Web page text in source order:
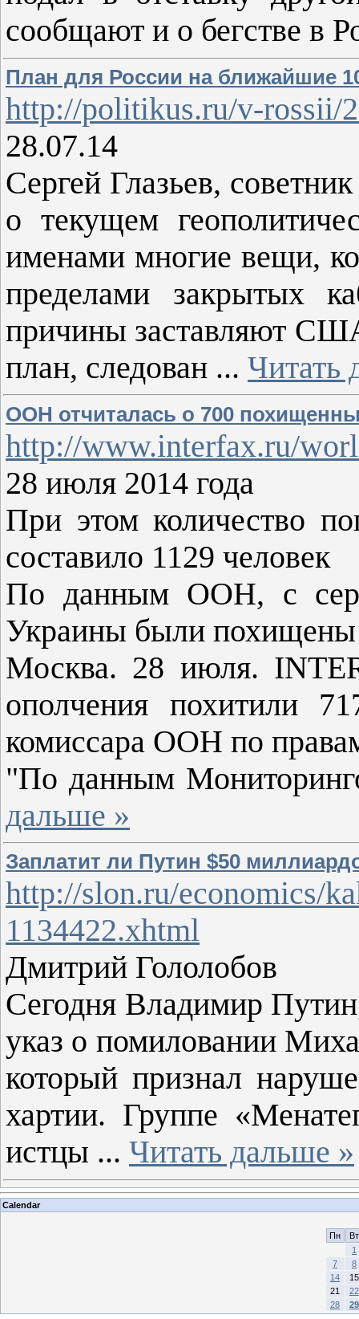
сообщают и о бегстве в
План для России на ближайшие
http://politikus.ru/v-rossii/
28.07.14
Сергей Глазьев,
о текущем
именами многие вещи,
пределами закрытых
причины заставляют
план, следован ... Читать
ООН отчиталась о 700
http://www.interfax.ru/
28 июля 2014 года
При этом количество
составило 1129 человек
По данным ООН, с
Украины были похищены
Москва. 28 июля.
ополчения похитили
комиссара ООН по
"По данным
дальше »
Заплатит ли Путин $50
http://slon.ru/economics/
1134422.xhtml
Дмитрий Гололобов
Сегодня Владимир
указ о помиловании
который признал
хартии. Группе
истцы ... Читать дальше »
Calendar
Пн
Вт
1
7
8
14
15
21
22
28
29